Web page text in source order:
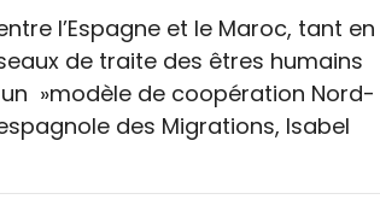
l’Espagne et le Maroc, tant en
de traite des êtres humains
»modèle de coopération Nord-
des Migrations, Isabel